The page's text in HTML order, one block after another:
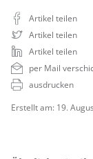
Artikel teilen
Artikel teilen
Artikel teilen
per Mail
ausdrucken
Erstellt am: 19.